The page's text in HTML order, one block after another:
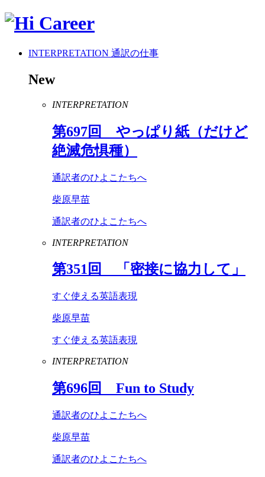
INTERPRETATION 通訳の仕事
New
INTERPRETATION
第697回 やっぱり紙（だけど
絶滅危惧種）
通訳者のひよこたちへ
柴原早苗
通訳者のひよこたちへ
INTERPRETATION
第351回 「密接に協力して」
すぐ使える英語表現
柴原早苗
すぐ使える英語表現
INTERPRETATION
第696回 Fun to Study
通訳者のひよこたちへ
柴原早苗
通訳者のひよこたちへ